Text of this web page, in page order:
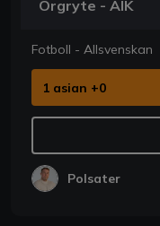
Örgryte - AIK
Fotboll - Allsvenskan
1 asian +0
Polsater